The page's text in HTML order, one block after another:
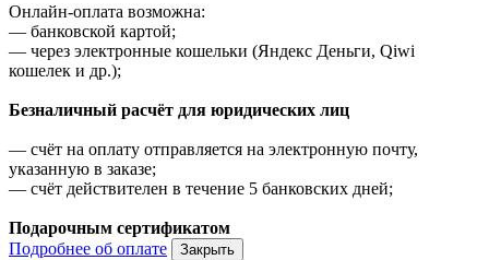
Онлайн-оплата возможна:
— банковской картой;
— через электронные кошельки (Яндекс Деньги, Qiwi
кошелек и др.);
Безналичный расчёт для юридических лиц
— счёт на оплату отправляется на электронную почту,
указанную в заказе;
— счёт действителен в течение 5 банковских дней;
Подарочным сертификатом
Подробнее об оплате
Закрыть